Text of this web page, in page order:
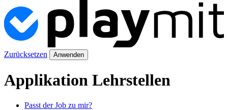
Zurücksetzen Anwenden
Applikation Lehrstellen
Passt der Job zu mir?